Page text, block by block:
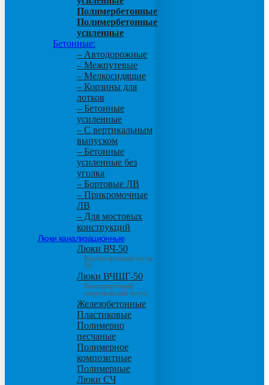
Полимербетонные
Полимербетонные
усиленные
Бетонные:
– Автодорожные
– Межпутевые
– Мелкосидящие
– Корзины для
лотков
– Бетонные
усиленные
– С вертикальным
выпуском
– Бетонные
усиленные без
уголка
– Бортовые ЛВ
– Прикромочные
ЛВ
– Для мостовых
конструкций
Люки канализационные
Люки ВЧ-50
Высокопрочный чугун
50
Люки ВЧШГ-50
Высокопрочный
сверхтяжелый чугун
Железобетонные
Пластиковые
Полимерно
песчаные
Полимерное
композитные
Полимерные
Люки СЧ